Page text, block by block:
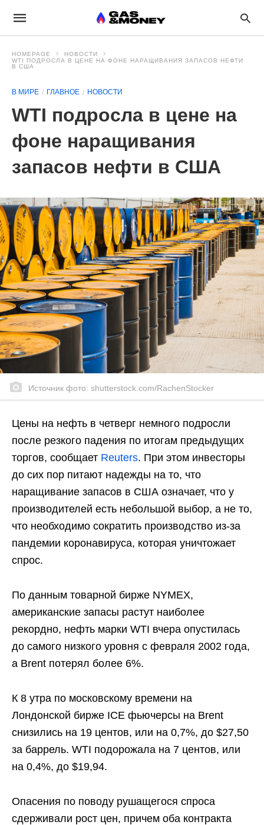
HOMEPAGE
НОВОСТИ
WTI ПОДРОСЛА В ЦЕНЕ НА ФОНЕ НАРАЩИВАНИЯ ЗАПАСОВ НЕФТИ
В США
В МИРЕ ГЛАВНОЕ НОВОСТИ
WTI подросла в цене на
фоне наращивания
запасов нефти в США
Источник фото: shutterstock.com/RachenStocker
Цены на нефть в четверг немного подросли
после резкого падения по итогам предыдущих
торгов, сообщает Reuters. При этом инвесторы
до сих пор питают надежды на то, что
наращивание запасов в США означает, что у
производителей есть небольшой выбор, а не то,
что необходимо сократить производство из-за
пандемии коронавируса, которая уничтожает
спрос.
По данным товарной бирже NYMEX,
американские запасы растут наиболее
рекордно, нефть марки WTI вчера опустилась
до самого низкого уровня с февраля 2002 года,
а Brent потерял более 6%.
К 8 утра по московскому времени на
Лондонской бирже ICE фьючерсы на Brent
снизились на 19 центов, или на 0,7%, до $27,50
за баррель. WTI подорожала на 7 центов, или
на 0,4%, до $19,94.
Опасения по поводу рушащегося спроса
сдерживали рост цен, причем оба контракта